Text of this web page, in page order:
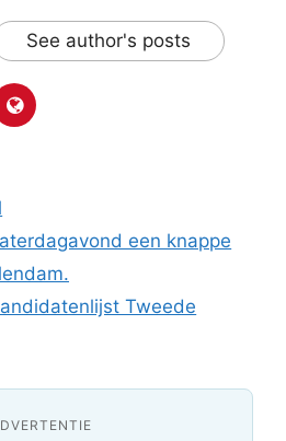
See author's posts
een knappe
Tweede